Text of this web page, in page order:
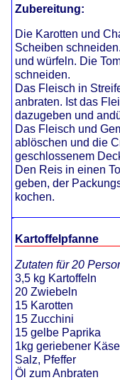
Zubereitung:
Die Karotten und
Scheiben
und würfeln. Die
schneiden.
Das Fleisch in
anbraten. Ist das
dazugeben und
Das Fleisch und
ablöschen und die
geschlossenem
Den Reis in einen
geben, der
kochen.
Kartoffelpfanne
Zutaten für 20
3,5 kg Kartoffeln
20 Zwiebeln
15 Karotten
15 Zucchini
15 gelbe Paprika
1kg geriebener Käse
Salz, Pfeffer
Öl zum Anbraten